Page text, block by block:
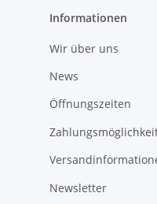
Informationen
Wir über uns
News
Öffnungszeiten
Newsletter